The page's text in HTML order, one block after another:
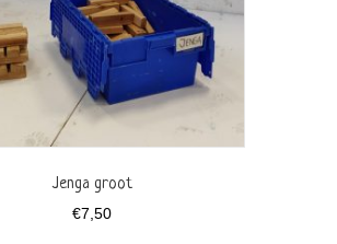
Jenga groot
€7,50